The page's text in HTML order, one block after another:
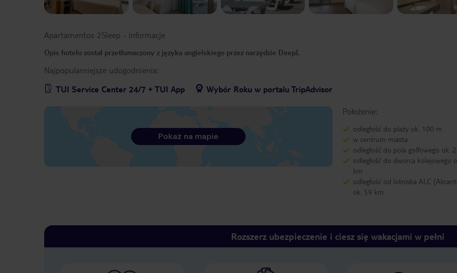
Apartamentos 2Sleep - informacje
Opis hotelu został przetłumaczony z języka angielskiego przez narzędzie DeepL
Najpopularniejsze udogodnienia:
TUI Service Center 24/7 + TUI App
Wybór Roku w portalu TripAdvisor
Położenie:
odległość do plaży ok. 100 m
w centrum miasta
odległość do pola golfowego ok.
odległość do dworca kolejowego
km
odległość od lotniska ALC
ok. 59 km
Pokaż na mapie
Rozszerz ubezpieczenie i ciesz się wakacjami w pełni